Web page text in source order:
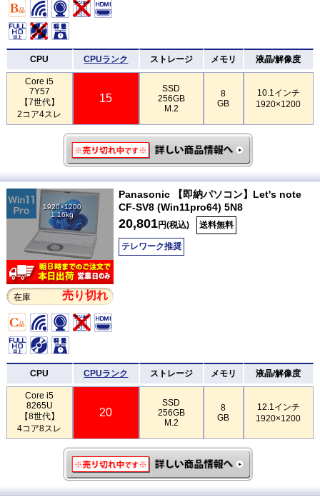
CPU CPUランク ストレージ メモリ 液晶/解像度
Core i5
7Y57
【7世代】
2コア4スレ
15
SSD
256GB
M.2
8
GB
10.1インチ
1920×1200
1920×1200
1.16kg
在庫 売り切れ
Panasonic 【即納パソコン】Let's note
CF-SV8 (Win11pro64) 5N8
20,801円(税込) 送料無料
テレワーク推奨
CPU CPUランク ストレージ メモリ 液晶/解像度
Core i5
8265U
【8世代】
4コア8スレ
20
SSD
256GB
M.2
8
GB
12.1インチ
1920×1200